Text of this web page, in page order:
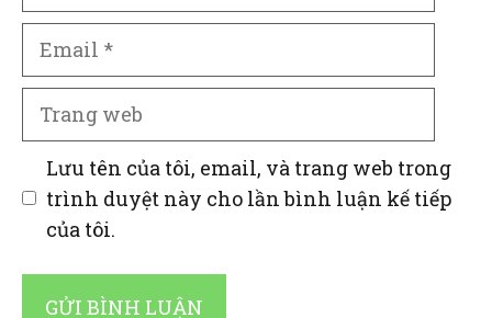
Email
Trang
Lưu tên của tôi, email, và trang web trong
trình duyệt này cho lần bình luận kế tiếp
của tôi.